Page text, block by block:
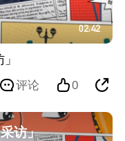
02:42
0
评论
访」